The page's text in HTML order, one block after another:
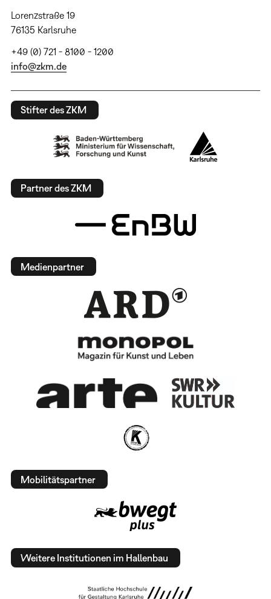
Lorenzstraße 19
76135 Karlsruhe
+49 (0) 721 - 8100 - 1200
info@zkm.de
Stifter des ZKM
Partner des ZKM
Medienpartner
Mobilitätspartner
Weitere Institutionen im Hallenbau